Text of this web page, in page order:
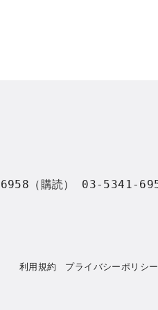
（購読） 03-5341-
利用規約 プライバシーポリシー